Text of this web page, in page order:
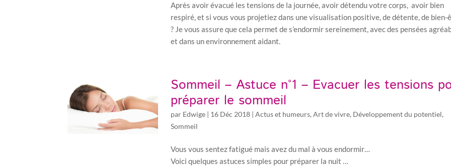
Après avoir évacué les tensions de la journée, avoir détendu votre corps, avoir bien
respiré, et si vous vous projetiez dans une visualisation positive, de détente, de bien-
? Je vous assure que cela permet de s’endormir sereinement, avec des pensées
et dans un environnement aidant.
Sommeil – Astuce n°1 – Evacuer les tensions
préparer le sommeil
par Edwige | 16 Déc 2018 |Actus et humeurs,Art de vivre, Développement du potentiel,
Sommeil
Vous vous sentez fatigué mais avez du mal à vous endormir…
Voici quelques astuces simples pour préparer la nuit …